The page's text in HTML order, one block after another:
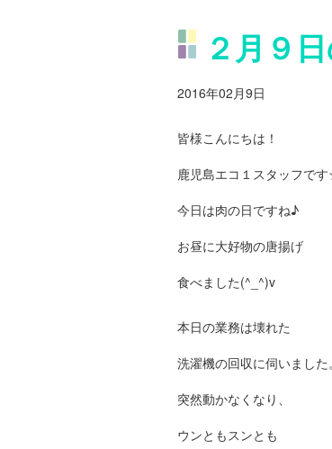
２月９
2016年02月9日
皆様こんにちは！
鹿児島エコ１スタッフで
今日は肉の日ですね♪
お昼に大好物の唐揚げ
食べました(^_^)v
本日の業務は壊れた
洗濯機の回収に伺いました。
突然動かなくなり、
ウンともスンとも